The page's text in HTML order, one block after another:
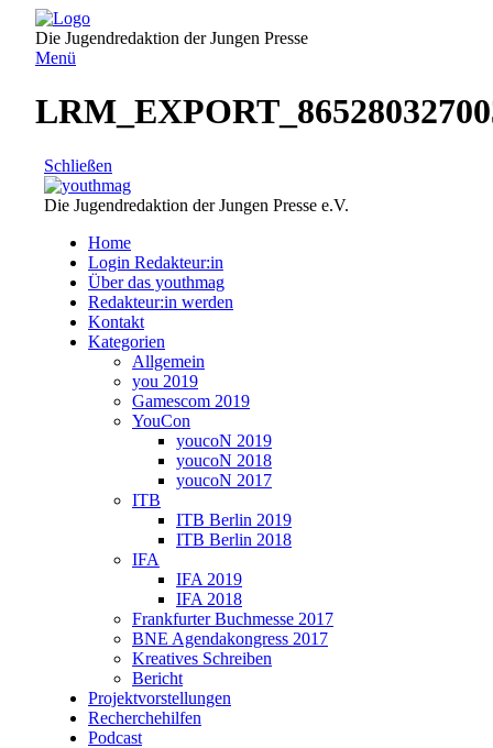
Direkt
zum
Inhalt
Die Jugendredaktion der Jungen Presse
Menü
Schließen
Die Jugendredaktion der Jungen Presse e.V.
Home
Login Redakteur:in
Über das youthmag
Redakteur:in werden
Kontakt
Kategorien
Allgemein
you 2019
Gamescom 2019
YouCon
youcoN 2019
youcoN 2018
youcoN 2017
ITB
ITB Berlin 2019
ITB Berlin 2018
IFA
IFA 2019
IFA 2018
Frankfurter Buchmesse 2017
BNE Agendakongress 2017
Kreatives Schreiben
Bericht
Projektvorstellungen
Recherchehilfen
Podcast